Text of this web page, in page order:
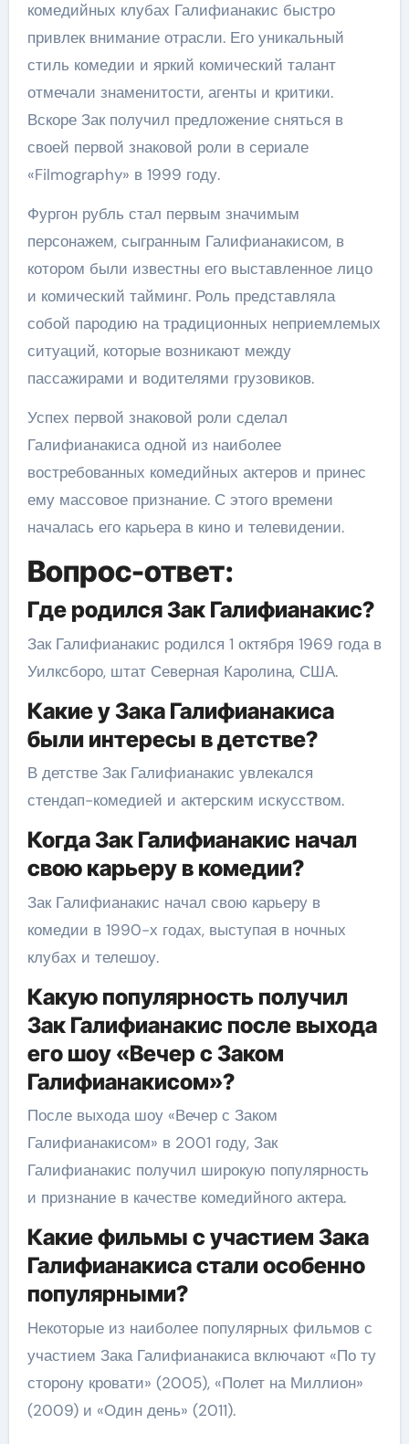
комедийных клубах Галифианакис быстро
привлек внимание отрасли. Его уникальный
стиль комедии и яркий комический талант
отмечали знаменитости, агенты и критики.
Вскоре Зак получил предложение сняться в
своей первой знаковой роли в сериале
«Filmography» в 1999 году.
Фургон рубль стал первым значимым
персонажем, сыгранным Галифианакисом, в
котором были известны его выставленное лицо
и комический тайминг. Роль представляла
собой пародию на традиционных неприемлемых
ситуаций, которые возникают между
пассажирами и водителями грузовиков.
Успех первой знаковой роли сделал
Галифианакиса одной из наиболее
востребованных комедийных актеров и принес
ему массовое признание. С этого времени
началась его карьера в кино и телевидении.
Вопрос-ответ:
Где родился Зак Галифианакис?
Зак Галифианакис родился 1 октября 1969 года в
Уилксборо, штат Северная Каролина, США.
Какие у Зака Галифианакиса
были интересы в детстве?
В детстве Зак Галифианакис увлекался
стендап-комедией и актерским искусством.
Когда Зак Галифианакис начал
свою карьеру в комедии?
Зак Галифианакис начал свою карьеру в
комедии в 1990-х годах, выступая в ночных
клубах и телешоу.
Какую популярность получил
Зак Галифианакис после выхода
его шоу «Вечер с Заком
Галифианакисом»?
После выхода шоу «Вечер с Заком
Галифианакисом» в 2001 году, Зак
Галифианакис получил широкую популярность
и признание в качестве комедийного актера.
Какие фильмы с участием Зака
Галифианакиса стали особенно
популярными?
Некоторые из наиболее популярных фильмов с
участием Зака Галифианакиса включают «По ту
сторону кровати» (2005), «Полет на Миллион»
(2009) и «Один день» (2011).